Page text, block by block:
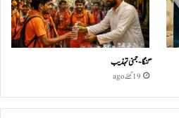
گنگا-جمنی تہذیب
19 گھنٹے ago